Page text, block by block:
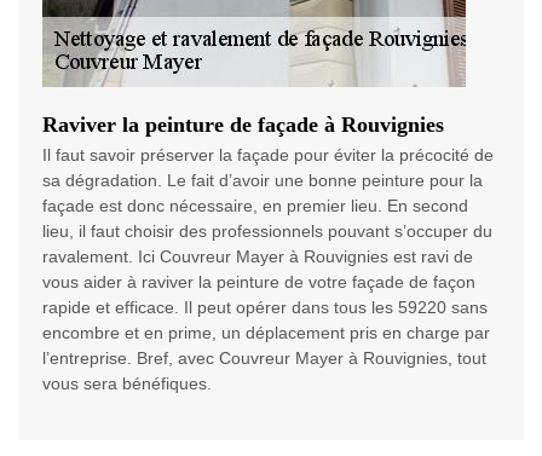
Raviver la peinture de façade à Rouvignies
Il faut savoir préserver la façade pour éviter la précocité de
sa dégradation. Le fait d’avoir une bonne peinture pour la
façade est donc nécessaire, en premier lieu. En second
lieu, il faut choisir des professionnels pouvant s’occuper du
ravalement. Ici Couvreur Mayer à Rouvignies est ravi de
vous aider à raviver la peinture de votre façade de façon
rapide et efficace. Il peut opérer dans tous les 59220 sans
encombre et en prime, un déplacement pris en charge par
l’entreprise. Bref, avec Couvreur Mayer à Rouvignies, tout
vous sera bénéfiques.